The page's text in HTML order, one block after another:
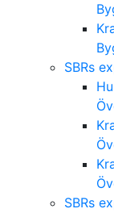
SBRs
SBRs